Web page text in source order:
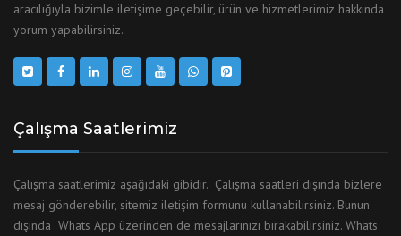
aracılığıyla bizimle iletişime geçebilir, ürün ve hizmetlerimiz hakkında
yorum yapabilirsiniz.
Çalışma Saatlerimiz
Çalışma saatlerimiz aşağıdaki gibidir. Çalışma saatleri dışında bizlere
mesaj gönderebilir, sitemiz iletişim formunu kullanabilirsiniz. Bunun
dışında Whats App üzerinden de mesajlarınızı bırakabilirsiniz. Whats